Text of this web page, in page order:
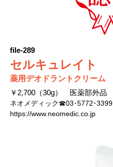
file-289
セルキュレイト
薬用デオドラントクリーム
￥2,700（30g） 医薬部外品
ネオメディック☎03･5772･3399
https://www.neomedic.co.jp